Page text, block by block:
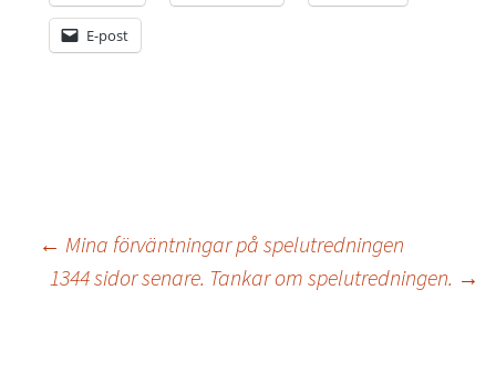
E-post
← Mina förväntningar på spelutredningen
1344 sidor senare. Tankar om spelutredningen. →